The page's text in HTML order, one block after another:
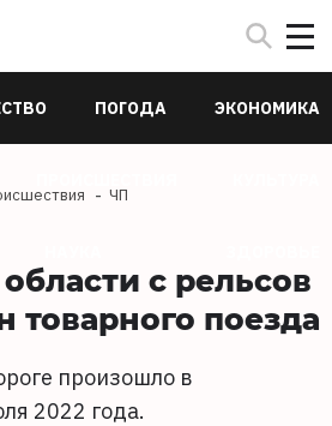
ПОГОДА ЭКОНОМИКА
ЧП
с рельсов
товарного поезда
произошло в
2022 года.